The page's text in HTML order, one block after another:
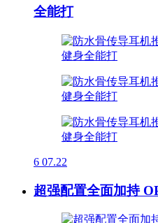
全能打
6 07.22
超强配置全面加持